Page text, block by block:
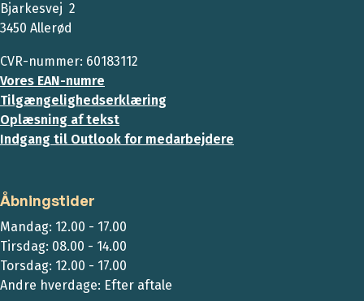
Bjarkesvej 2
3450 Allerød
CVR-nummer: 60183112
Vores EAN-numre
Tilgængelighedserklæring
Oplæsning af tekst
Indgang til Outlook for medarbejdere
Åbningstider
Mandag: 12.00 - 17.00
Tirsdag: 08.00 - 14.00
Torsdag: 12.00 - 17.00
Andre hverdage: Efter aftale